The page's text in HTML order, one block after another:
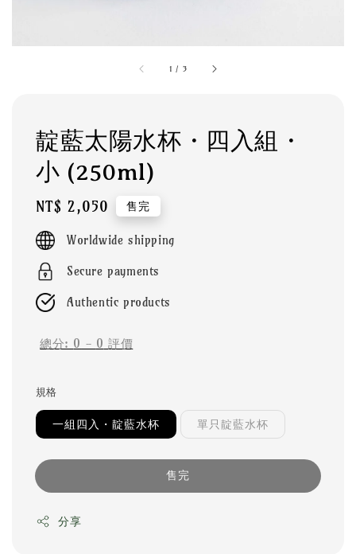
1 / 3
靛藍太陽水杯・四入組・
小 (250ml)
Regular
price
NT$ 2,050 售完
Worldwide shipping
Secure payments
Authentic products
總分: 0 - 0 評價
規格
一組四入・靛藍水杯 單只靛藍水杯
售完
分享